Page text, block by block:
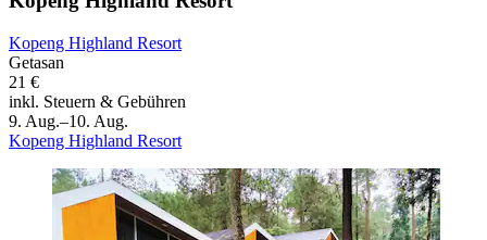
Kopeng Highland Resort
Getasan
21 €
inkl. Steuern & Gebühren
9. Aug.–10. Aug.
Kopeng Highland Resort